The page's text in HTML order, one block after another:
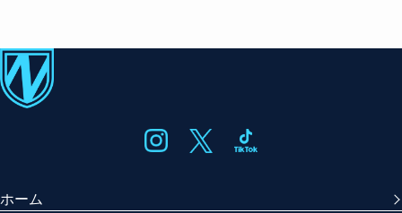
ホーム